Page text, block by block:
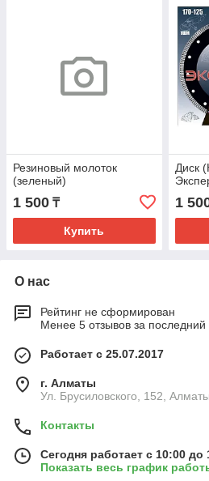
Резиновый молоток
(зеленый)
1 500 ₸
Купить
Диск
1
О нас
Рейтинг не сформирован
Менее 5 отзывов за последний
Работает с 25.07.2017
г. Алматы
Ул. Брусиловского, 152,
Контакты
Сегодня работает с 10:00 до
Показать весь график